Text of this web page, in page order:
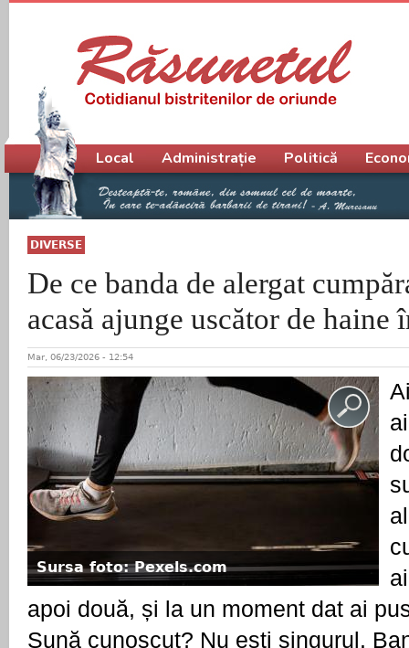
DIVERSE
De ce banda de alergat
acasă ajunge uscător de haine
Mar, 06/23/2026 - 12:54
Sursa foto: Pexels.com
apoi două, și la un moment dat ai
Sună cunoscut? Nu ești singurul.
Meniu principal
Local Administrație Politică